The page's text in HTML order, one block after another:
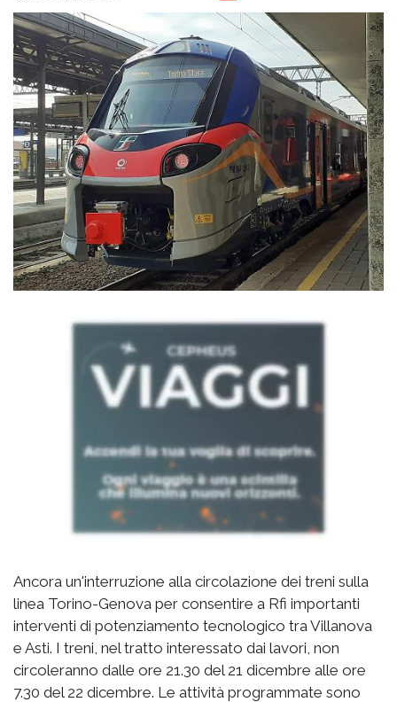
Ancora un'interruzione alla circolazione dei treni sulla
linea Torino-Genova per consentire a Rfi importanti
interventi di potenziamento tecnologico tra Villanova
e Asti. I treni, nel tratto interessato dai lavori, non
circoleranno dalle ore 21.30 del 21 dicembre alle ore
7.30 del 22 dicembre. Le attività programmate sono